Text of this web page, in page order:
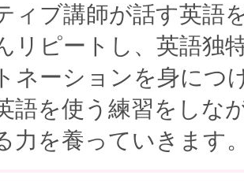
ィブ講師が話す英語
リピートし、英語独
ネーションを身につ
語を使う練習をしな
力を養っていきます